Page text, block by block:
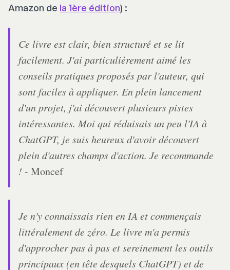
Amazon de la 1ère édition) :
Ce livre est clair, bien structuré et se lit
facilement. J'ai particulièrement aimé les
conseils pratiques proposés par l'auteur, qui
sont faciles à appliquer. En plein lancement
d'un projet, j'ai découvert plusieurs pistes
intéressantes. Moi qui réduisais un peu l'IA à
ChatGPT, je suis heureux d'avoir découvert
plein d'autres champs d'action. Je recommande
! - Moncef
Je n'y connaissais rien en IA et commençais
littéralement de zéro. Le livre m'a permis
d'approcher pas à pas et sereinement les outils
principaux (en tête desquels ChatGPT) et de